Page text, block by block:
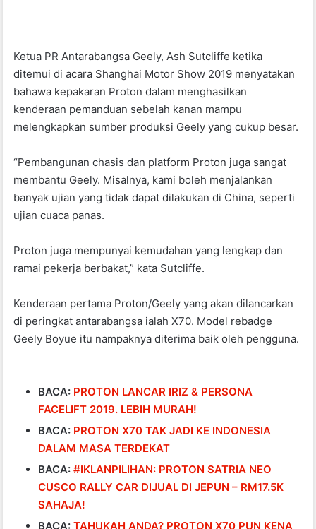
Ketua PR Antarabangsa Geely, Ash Sutcliffe ketika
ditemui di acara Shanghai Motor Show 2019 menyatakan
bahawa kepakaran Proton dalam menghasilkan
kenderaan pemanduan sebelah kanan mampu
melengkapkan sumber produksi Geely yang cukup besar.
“Pembangunan chasis dan platform Proton juga sangat
membantu Geely. Misalnya, kami boleh menjalankan
banyak ujian yang tidak dapat dilakukan di China, seperti
ujian cuaca panas.
Proton juga mempunyai kemudahan yang lengkap dan
ramai pekerja berbakat,” kata Sutcliffe.
Kenderaan pertama Proton/Geely yang akan dilancarkan
di peringkat antarabangsa ialah X70. Model rebadge
Geely Boyue itu nampaknya diterima baik oleh pengguna.
BACA: PROTON LANCAR IRIZ & PERSONA
FACELIFT 2019. LEBIH MURAH!
BACA: PROTON X70 TAK JADI KE INDONESIA
DALAM MASA TERDEKAT
BACA:#IKLANPILIHAN: PROTON SATRIA NEO
CUSCO RALLY CAR DIJUAL DI JEPUN – RM17.5K
SAHAJA!
BACA:TAHUKAH ANDA? PROTON X70 PUN KENA